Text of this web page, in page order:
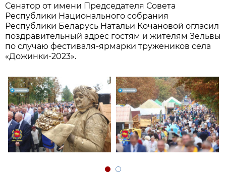
Сенатор от имени Председателя Совета
Республики Национального собрания
Республики Беларусь Натальи Кочановой огласил
поздравительный адрес гостям и жителям Зельвы
по случаю фестиваля-ярмарки тружеников села
«Дожинки-2023».